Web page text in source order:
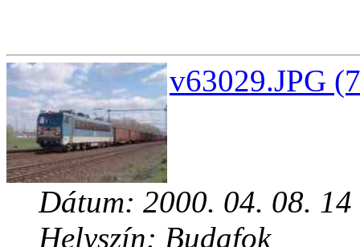
v63029.JPG
Dátum: 2000. 04. 08.
Helyszín: Budafok